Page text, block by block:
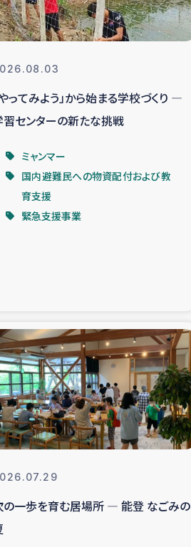
島地震 緊急支援
グローブ植林活動
おける緊急支援
援隊の活動
復興支援
立支援事業
料支援と農家生産支援
緑化を通じた支援事業
やってみよう」から始まる学校づくり ―
習センターの新たな挑戦
ミャンマー
国内避難民への物資配付および教
育支援
緊急支援事業
の一歩を育む居場所 ― 能登 なごみの